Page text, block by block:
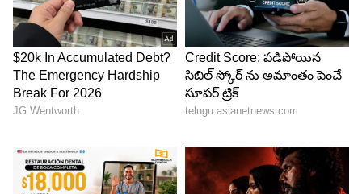
అవకాశాల వారం. మీరు మాట్లాడే విధానం వల్ల కొన్ని కొత్త
అవకాశాలు వస్తాయి. ఉద్యోగంలో మీ ఐడియాలు గుర్తింపు
పొందుతాయి. అయితే పనిపై ఫోకస్ అవసరం. ఆర్థికంగా
మిశ్రమ ఫలితాలు ఉన్నాయి. అనవసర ఖర్చులు తగ్గించాలి.
ప్రేమ సంబంధాల్లో స్పష్టత అవసరం. కుటుంబంలో చిన్న
ఉంటాయి. ఈ వారం మీ తెలివితేటలు మీకు పెద్ద బలం
అవుతాయి.